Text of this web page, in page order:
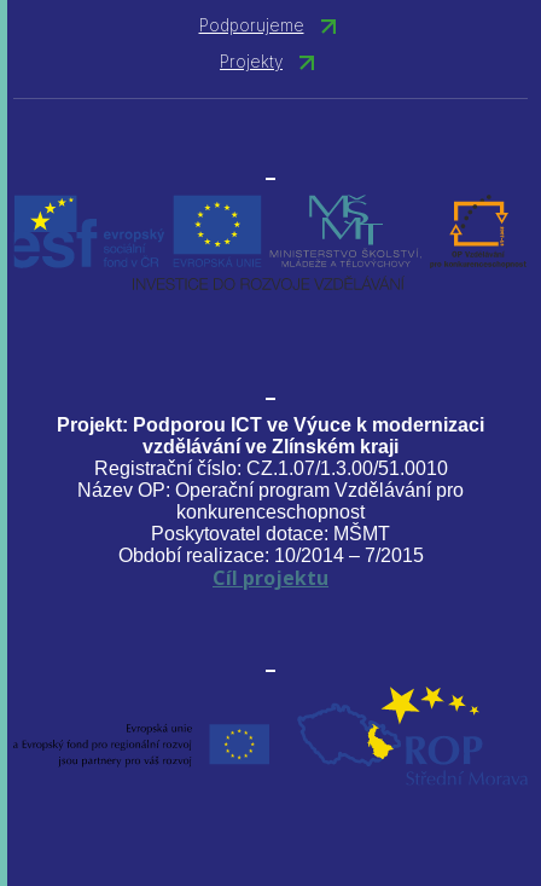
Podporujeme
Projekty
Projekt: Podporou ICT ve Výuce k modernizaci
vzdělávání ve Zlínském kraji
Registrační číslo: CZ.1.07/1.3.00/51.0010
Název OP: Operační program Vzdělávání pro
konkurenceschopnost
Poskytovatel dotace: MŠMT
Období realizace: 10/2014 – 7/2015
Cíl projektu